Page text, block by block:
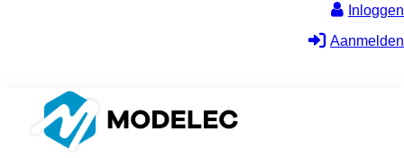
Inloggen
Aanmelden